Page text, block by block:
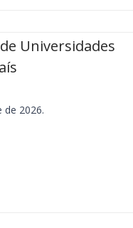
Universidades
de 2026.